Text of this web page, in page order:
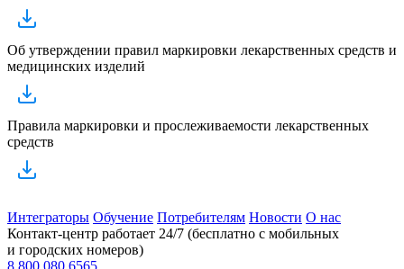
Об утверждении правил маркировки лекарственных средств и
медицинских изделий
Правила маркировки и прослеживаемости лекарственных
средств
Интеграторы Обучение Потребителям Новости О нас
Контакт-центр работает 24/7 (бесплатно с мобильных
и городских номеров)